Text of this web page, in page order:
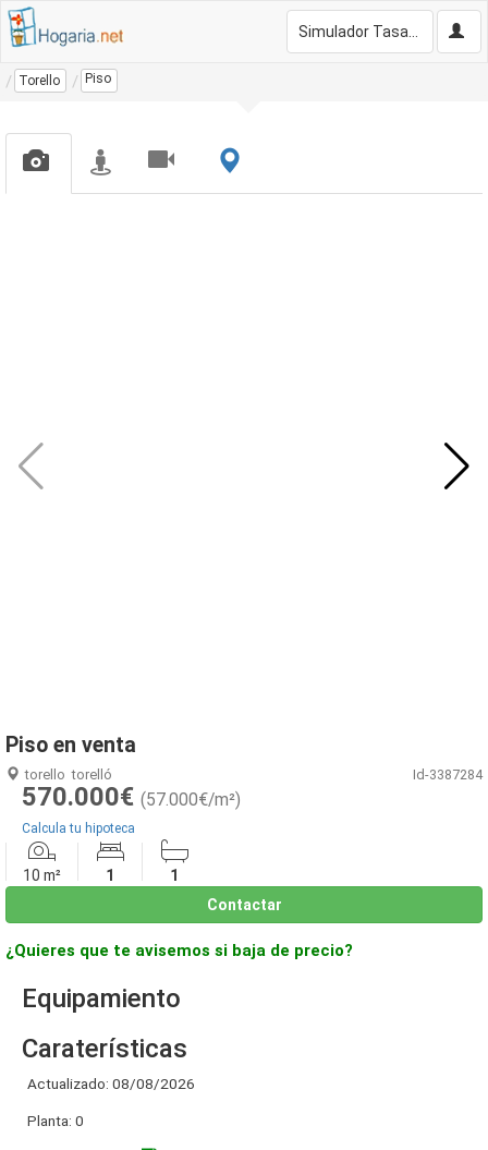
Torello Piso
Piso en venta
torello torelló Id-3387284
570.000€ (57.000€/m²)
Calcula tu hipoteca
10 m² 1
1
Contactar
¿Quieres que te avisemos si baja de precio?
Equipamiento
Caraterísticas
Actualizado: 08/08/2026
Planta: 0